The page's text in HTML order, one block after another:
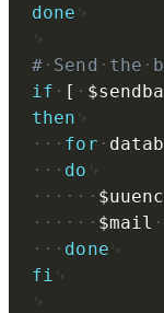
done
# Send the
if
[
then
for
do
$mail
done
fi